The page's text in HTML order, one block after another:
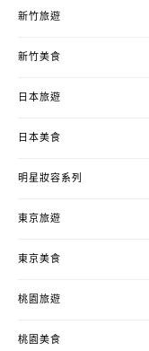
新竹旅遊
新竹美食
日本旅遊
日本美食
明星妝容系列
東京旅遊
東京美食
桃園旅遊
桃園美食